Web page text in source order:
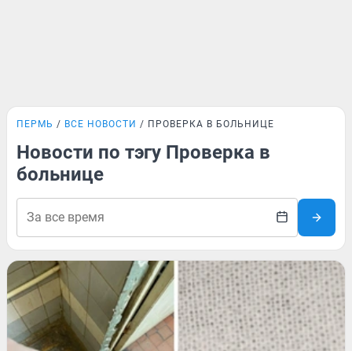
ПЕРМЬ ВСЕ НОВОСТИ ПРОВЕРКА В БОЛЬНИЦЕ
Новости по тэгу Проверка в
больнице